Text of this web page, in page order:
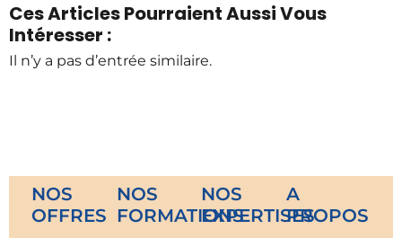
Ces Articles Pourraient Aussi Vous
Intéresser :
Il n’y a pas d’entrée similaire.
NOS
OFFRES
NOS
FORMATIONS
NOS
EXPERTISES
A
PROPOS